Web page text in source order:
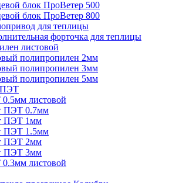
блок ПроВетер 500
блок ПроВетер 800
для теплицы
форточка для теплицы
листовой
полипропилен 2мм
полипропилен 3мм
полипропилен 5мм
ПЭТ
листовой
ПЭТ 0.7мм
ПЭТ 1мм
ПЭТ 1.5мм
ПЭТ 2мм
ПЭТ 3мм
листовой